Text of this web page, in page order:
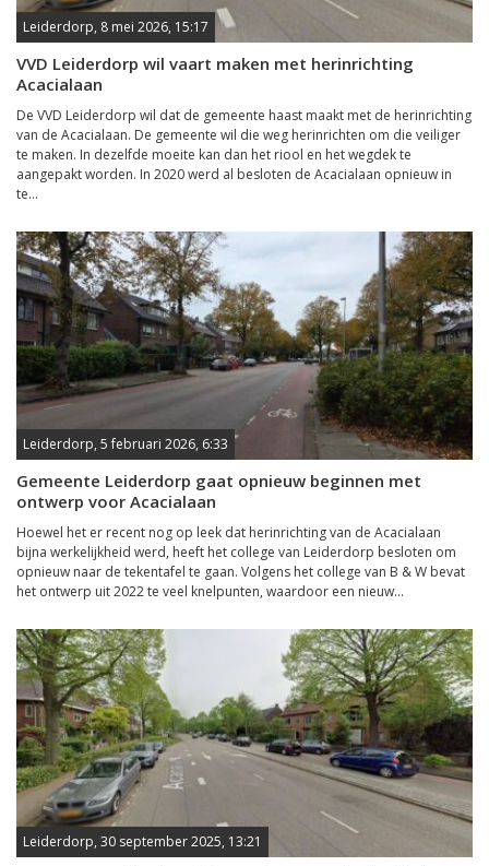
Leiderdorp, 8 mei 2026, 15:17
VVD Leiderdorp wil vaart maken met herinrichting
Acacialaan
De VVD Leiderdorp wil dat de gemeente haast maakt met de herinrichting
van de Acacialaan. De gemeente wil die weg herinrichten om die veiliger
te maken. In dezelfde moeite kan dan het riool en het wegdek te
aangepakt worden. In 2020 werd al besloten de Acacialaan opnieuw in
te...
Leiderdorp, 5 februari 2026, 6:33
Gemeente Leiderdorp gaat opnieuw beginnen met
ontwerp voor Acacialaan
Hoewel het er recent nog op leek dat herinrichting van de Acacialaan
bijna werkelijkheid werd, heeft het college van Leiderdorp besloten om
opnieuw naar de tekentafel te gaan. Volgens het college van B & W bevat
het ontwerp uit 2022 te veel knelpunten, waardoor een nieuw...
Leiderdorp, 30 september 2025, 13:21